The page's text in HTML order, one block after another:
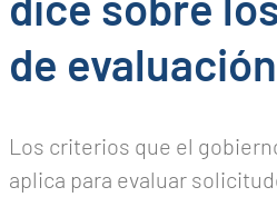
de
Los criterios que el
aplica para evaluar